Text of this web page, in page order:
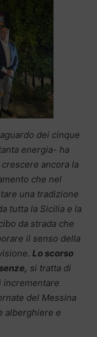
dei cinque
energia- ha
ancora la
che nel
una tradizione
tutta la Sicilia e la
da strada che
il senso della
Lo scorso
si tratta di
incrementare
del Messina
alberghiere e